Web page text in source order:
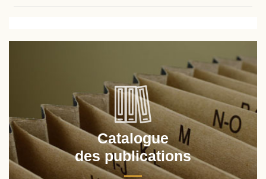
Catalogue
des publications